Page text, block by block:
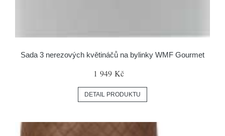
Sada 3 nerezových květináčů na bylinky WMF Gourmet
1 949 Kč
DETAIL PRODUKTU